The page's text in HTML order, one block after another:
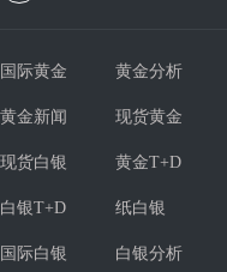
国际黄金 黄金分析
黄金新闻 现货黄金
现货白银 黄金T+D
白银T+D 纸白银
国际白银 白银分析